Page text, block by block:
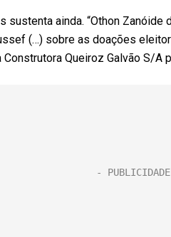
sustenta ainda. “Othon
(…) sobre as doações
Queiroz Galvão S/A